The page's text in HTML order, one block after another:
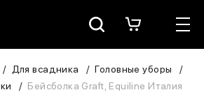
Для всадника
Головные уборы
Бейсболка Graft, Equiline Италия